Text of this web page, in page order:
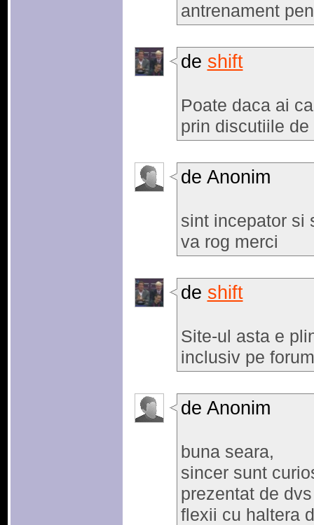
antrenament
de shift
Poate daca ai
prin discutiile
de Anonim
sint incepator si
va rog merci
de shift
Site-ul asta e
inclusiv pe
de Anonim
buna seara,
sincer sunt
prezentat de
flexii cu haltera